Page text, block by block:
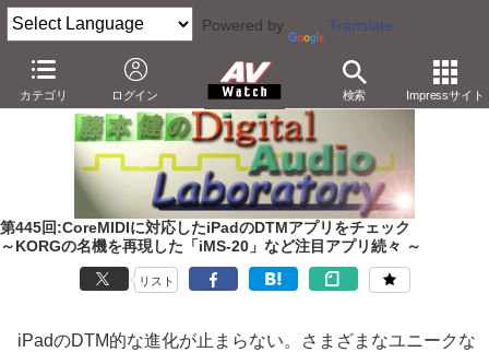
Powered by Translate
カテゴリ ログイン 検索 Impressサイト
AV Watch 製品 アプリ/ソフトウェア
第445回:CoreMIDIに対応したiPadのDTMアプリをチェック
～KORGの名機を再現した「iMS-20」など注目アプリ続々 ～
リスト
iPadのDTM的な進化が止まらない。さまざまなユニークな